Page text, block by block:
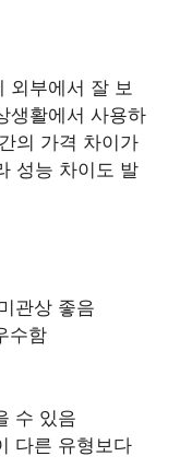
외부에서 잘 보
생활에서 사용하
의 가격 차이가
성능 차이도 발
관상 좋음
수함
수 있음
다른 유형보다